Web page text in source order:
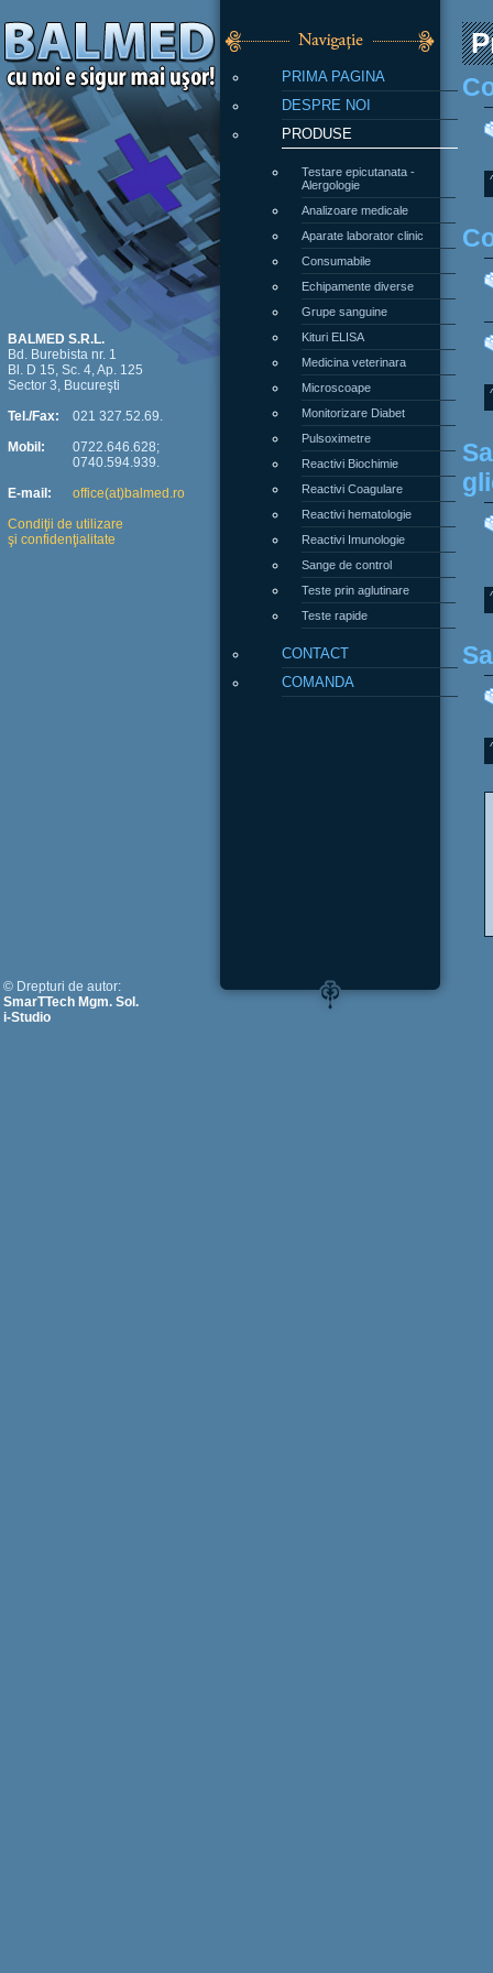
PRIMA PAGINA
DESPRE NOI
PRODUSE
Testare epicutanata -
Alergologie
Analizoare medicale
Aparate laborator clinic
Consumabile
Echipamente diverse
Grupe sanguine
Kituri ELISA
Medicina veterinara
Microscoape
Monitorizare Diabet
Pulsoximetre
Reactivi Biochimie
Reactivi Coagulare
Reactivi hematologie
Reactivi Imunologie
Sange de control
Teste prin aglutinare
Teste rapide
CONTACT
COMANDA
BALMED S.R.L.
Bd. Burebista nr. 1
Bl. D 15, Sc. 4, Ap. 125
Sector 3, Bucureşti
Tel./Fax:
Mobil:
E-mail:
021 327.52.69.
0722.646.628;
0740.594.939.
office(at)balmed.ro
Condiţii de utilizare
şi confidenţialitate
© Drepturi de autor:
SmarTTech Mgm. Sol.
i-Studio